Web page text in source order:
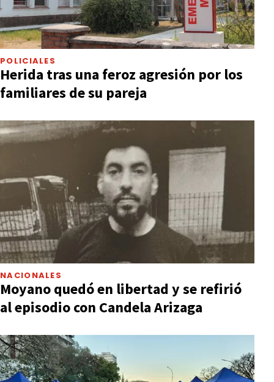
POLICIALES
Herida tras una feroz agresión por los
familiares de su pareja
NACIONALES
Moyano quedó en libertad y se refirió
al episodio con Candela Arizaga